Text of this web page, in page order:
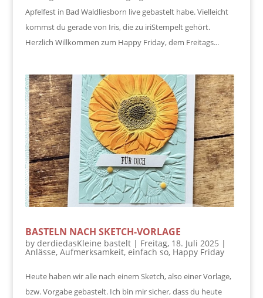
Apfelfest in Bad Waldliesborn live gebastelt habe. Vielleicht
kommst du gerade von Iris, die zu iriStempelt gehört.
Herzlich Willkommen zum Happy Friday, dem Freitags...
BASTELN NACH SKETCH-VORLAGE
by derdiedasKleine bastelt| Freitag, 18. Juli 2025 |
Anlässe, Aufmerksamkeit, einfach so, Happy Friday
Heute haben wir alle nach einem Sketch, also einer Vorlage,
bzw. Vorgabe gebastelt. Ich bin mir sicher, dass du heute